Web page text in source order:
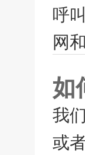
呼
网
如
我
或